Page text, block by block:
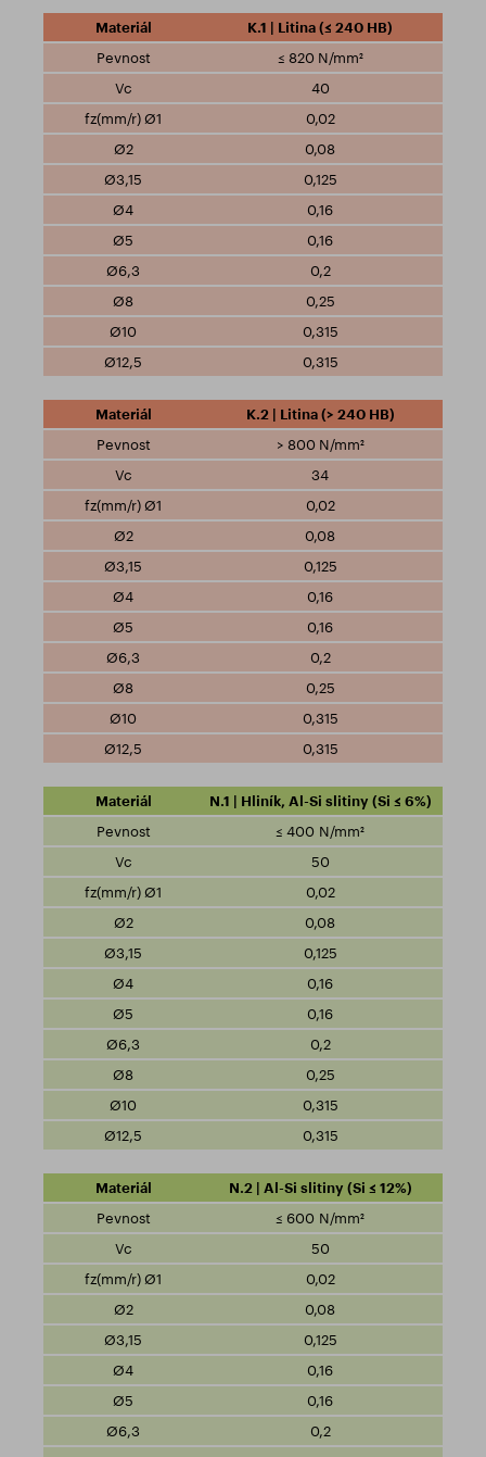
K.1 | Litina (≤ 240 HB)
≤ 820 N/mm²
40
0,02
0,08
0,125
0,16
0,16
0,2
0,25
0,315
0,315
K.2 | Litina (> 240 HB)
> 800 N/mm²
34
0,02
0,08
0,125
0,16
0,16
0,2
0,25
0,315
0,315
N.1 | Hliník, Al-Si slitiny (Si ≤ 6%)
≤ 400 N/mm²
50
0,02
0,08
0,125
0,16
0,16
0,2
0,25
0,315
0,315
N.2 | Al-Si slitiny (Si ≤ 12%)
≤ 600 N/mm²
50
0,02
0,08
0,125
0,16
0,16
0,2